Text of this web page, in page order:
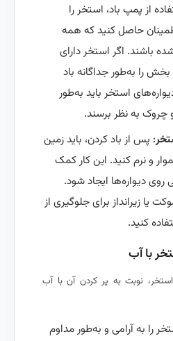
از پمپ باد، استخر را
حاصل کنید که همه
باشند. اگر استخر دارای
را به‌طور جداگانه باد
استخر باید به‌طور
به نظر برسند.
: پس از باد کردن، باید زمین
و نرم کنید. این کار کمک
روی دیواره‌ها ایجاد شود.
یا زیرانداز برای جلوگیری از
کنید.
نوبت به پر کردن آن با آب
را به آرامی و به‌طور مداوم